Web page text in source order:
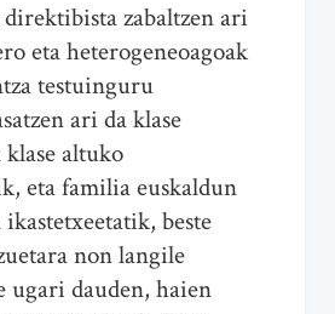
direktibista zabaltzen ari
eta heterogeneoagoak
testuinguru
ari da klase
altuko
eta familia euskaldun
beste
non langile
ugari dauden, haien